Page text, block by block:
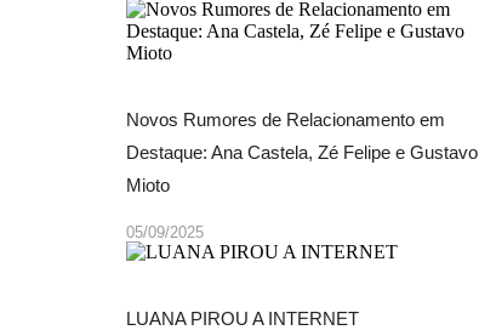
Novos Rumores de Relacionamento em
Destaque: Ana Castela, Zé Felipe e Gustavo
Mioto
05/09/2025
LUANA PIROU A INTERNET